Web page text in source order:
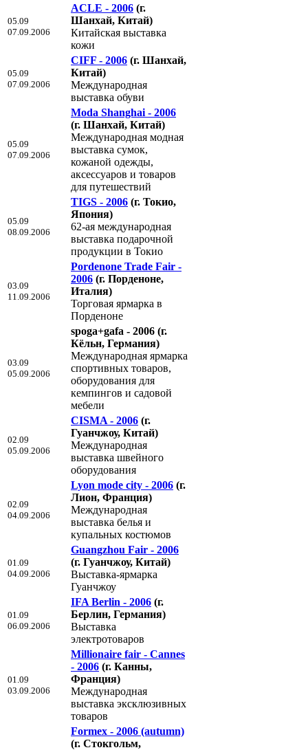
05.09
07.09.2006
ACLE - 2006 (г.
Шанхай, Китай)
Китайская выставка
кожи
05.09
07.09.2006
CIFF - 2006 (г. Шанхай,
Китай)
Международная
выставка обуви
05.09
07.09.2006
Moda Shanghai - 2006
(г. Шанхай, Китай)
Международная модная
выставка сумок,
кожаной одежды,
аксессуаров и товаров
для путешествий
05.09
08.09.2006
TIGS - 2006 (г. Токио,
Япония)
62-ая международная
выставка подарочной
продукции в Токио
03.09
11.09.2006
Pordenone Trade Fair -
2006 (г. Порденоне,
Италия)
Торговая ярмарка в
Порденоне
03.09
05.09.2006
spoga+gafa - 2006 (г.
Кёльн, Германия)
Международная ярмарка
спортивных товаров,
оборудования для
кемпингов и садовой
мебели
02.09
05.09.2006
CISMA - 2006 (г.
Гуанчжоу, Китай)
Международная
выставка швейного
оборудования
02.09
04.09.2006
Lyon mode city - 2006 (г.
Лион, Франция)
Международная
выставка белья и
купальных костюмов
01.09
04.09.2006
Guangzhou Fair - 2006
(г. Гуанчжоу, Китай)
Выставка-ярмарка
Гуанчжоу
01.09
06.09.2006
IFA Berlin - 2006 (г.
Берлин, Германия)
Выставка
электротоваров
01.09
03.09.2006
Millionaire fair - Cannes
- 2006 (г. Канны,
Франция)
Международная
выставка эксклюзивных
товаров
Formex - 2006 (autumn)
(г. Стокгольм,